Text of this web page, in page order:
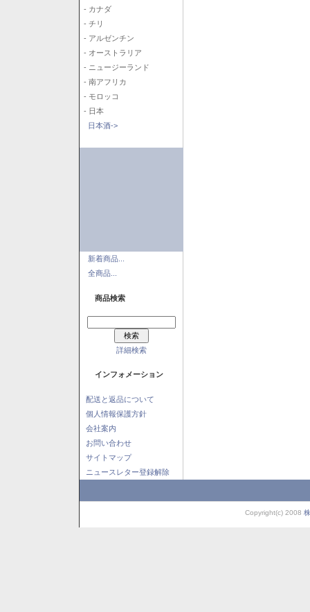
- カナダ
- チリ
- アルゼンチン
- オーストラリア
- ニュージーランド
- 南アフリカ
- モロッコ
- 日本
日本酒->
新着商品...
全商品...
商品検索
詳細検索
インフォメーション
配送と返品について
個人情報保護方針
会社案内
お問い合わせ
サイトマップ
ニュースレター登録解除
Copyright(c) 2008